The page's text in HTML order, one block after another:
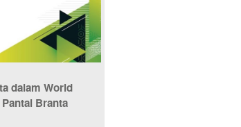
dalam World
Branta